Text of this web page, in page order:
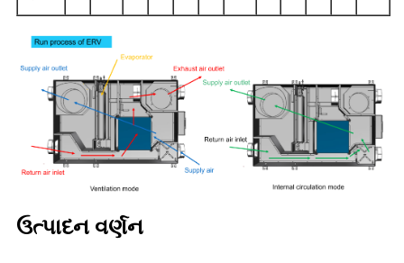
ઉત્પાદન વર્ણન